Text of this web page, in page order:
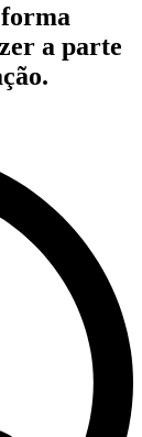
forma
a parte